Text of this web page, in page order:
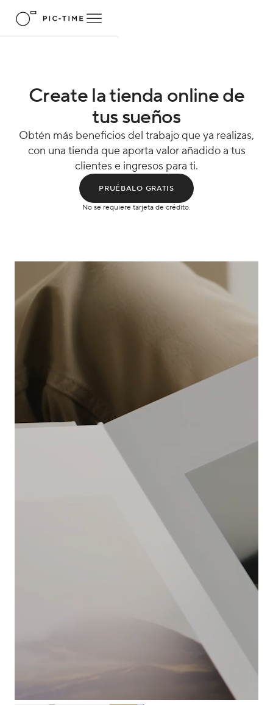
Create la tienda online de
tus sueños
Obtén más beneficios del trabajo que ya realizas,
con una tienda que aporta valor añadido a tus
clientes e ingresos para ti.
PRUÉBALO GRATIS
No se requiere tarjeta de crédito.